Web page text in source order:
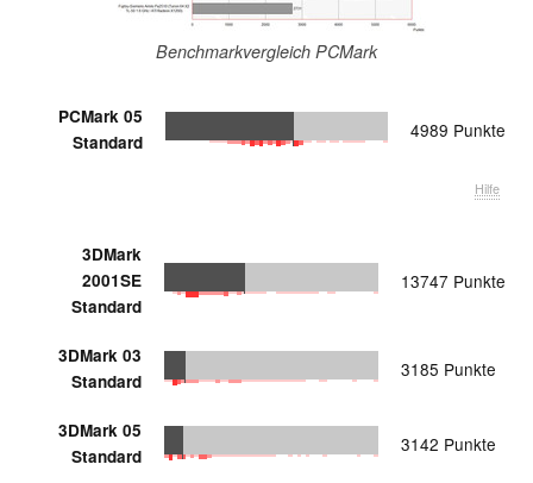
Benchmarkvergleich PCMark
PCMark 05
Standard
4989 Punkte
Hilfe
3DMark
2001SE
Standard
13747 Punkte
3DMark 03
Standard
3185 Punkte
3DMark 05
Standard
3142 Punkte